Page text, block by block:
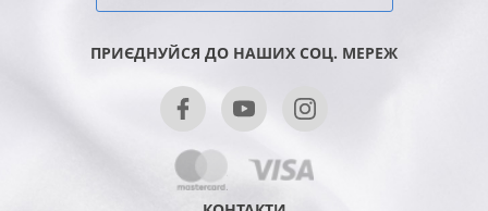
ПРИЄДНУЙСЯ ДО НАШИХ СОЦ. МЕРЕЖ